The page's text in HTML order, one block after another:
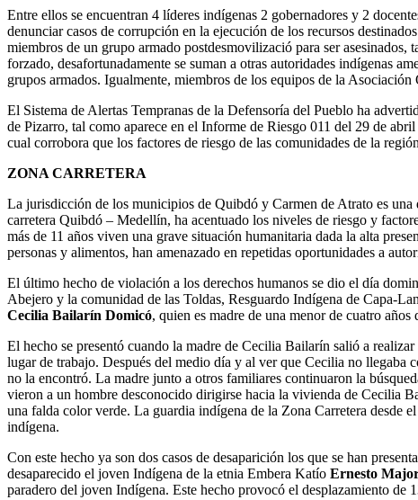
Entre ellos se encuentran 4 líderes indígenas 2 gobernadores y 2
denunciar casos de corrupción en la ejecución de los recursos
miembros de un grupo armado postdesmovilizació para ser
forzado, desafortunadamente se suman a otras autoridades indígenas
grupos armados. Igualmente, miembros de los equipos de la
El Sistema de Alertas Tempranas de la Defensoría del Pueblo ha
de Pizarro, tal como aparece en el Informe de Riesgo 011 del 29 de
cual corrobora que los factores de riesgo de las comunidades de la
ZONA CARRETERA
La jurisdicción de los municipios de Quibdó y Carmen de Atrato es
carretera Quibdó – Medellín, ha acentuado los niveles de riesgo y
más de 11 años viven una grave situación humanitaria dada la alta
personas y alimentos, han amenazado en repetidas oportunidades a
El último hecho de violación a los derechos humanos se dio el día
Abejero y la comunidad de las Toldas, Resguardo Indígena de Capa-
Cecilia Bailarín Domicó, quien es madre de una menor de cuatro años
El hecho se presentó cuando la madre de Cecilia Bailarín salió a
lugar de trabajo. Después del medio día y al ver que Cecilia no llegaba
no la encontró. La madre junto a otros familiares continuaron la
vieron a un hombre desconocido dirigirse hacia la vivienda de Cecilia
una falda color verde. La guardia indígena de la Zona Carretera desde
indígena.
Con este hecho ya son dos casos de desaparición los que se han
desaparecido el joven Indígena de la etnia Embera Katío Ernesto
paradero del joven Indígena. Este hecho provocó el desplazamiento